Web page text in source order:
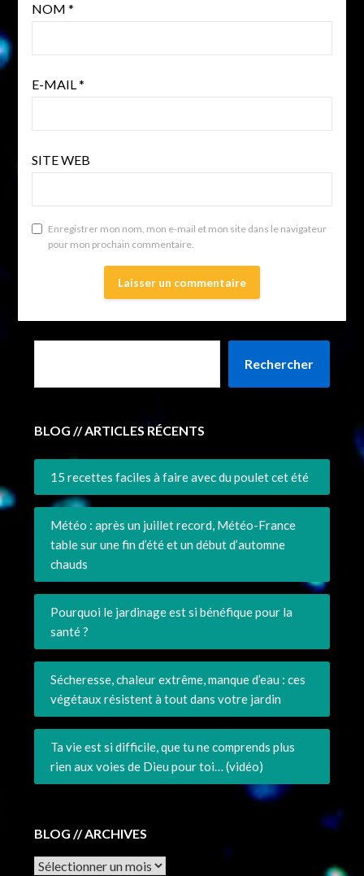
NOM *
E-MAIL*
SITE WEB
Enregistrer mon nom, mon e-mail et mon site dans le navigateur
pour mon prochain commentaire.
Rechercher
BLOG // ARTICLES RÉCENTS
15 recettes faciles à faire avec du poulet cet été
Météo : après un juillet record, Météo-France
table sur une fin d’été et un début d’automne
chauds
Pourquoi le jardinage est si bénéfique pour la
santé ?
Sécheresse, chaleur extrême, manque d’eau : ces
végétaux résistent à tout dans votre jardin
Ta vie est si difficile, que tu ne comprends plus
rien aux voies de Dieu pour toi… (vidéo)
BLOG // ARCHIVES
Archives